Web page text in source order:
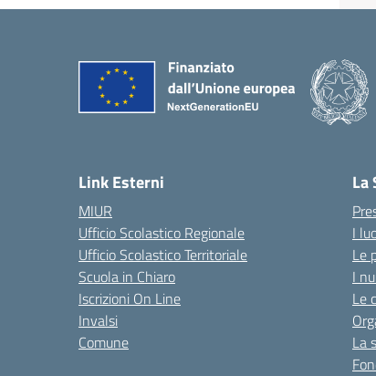
Link Esterni
MIUR
Ufficio Scolastico Regionale
Ufficio Scolastico Territoriale
Scuola in Chiaro
Iscrizioni On Line
Invalsi
Comune
La
I
Le
I
Le
La